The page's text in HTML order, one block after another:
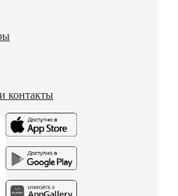
контакты